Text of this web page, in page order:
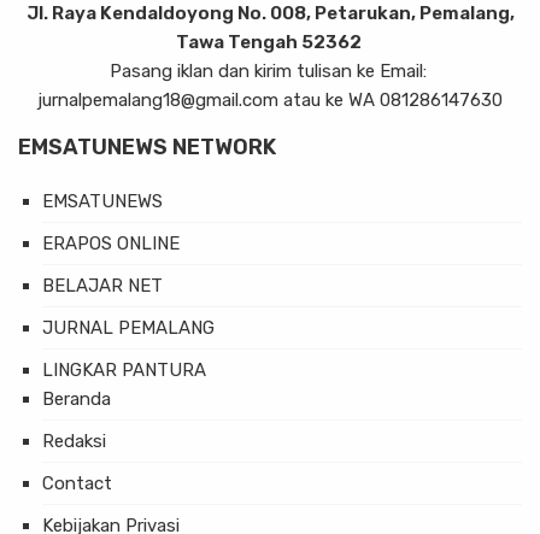
Jl. Raya Kendaldoyong No. 008, Petarukan, Pemalang,
Tawa Tengah 52362
Pasang iklan dan kirim tulisan ke Email:
jurnalpemalang18@gmail.com atau ke WA 081286147630
EMSATUNEWS NETWORK
EMSATUNEWS
ERAPOS ONLINE
BELAJAR NET
JURNAL PEMALANG
LINGKAR PANTURA
Beranda
Redaksi
Contact
Kebijakan Privasi